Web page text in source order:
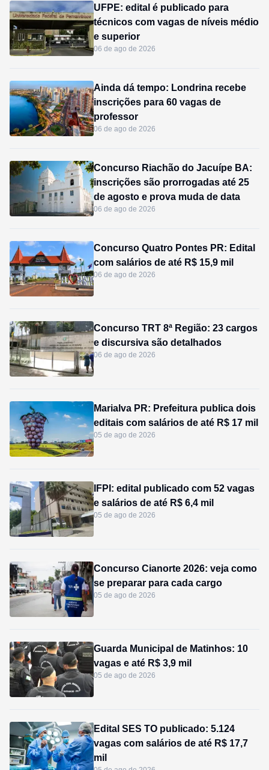
UFPE: edital é publicado para
técnicos com vagas de níveis médio
e superior
06 de ago de 2026
Ainda dá tempo: Londrina recebe
inscrições para 60 vagas de
professor
06 de ago de 2026
Concurso Riachão do Jacuípe BA:
inscrições são prorrogadas até 25
de agosto e prova muda de data
06 de ago de 2026
Concurso Quatro Pontes PR: Edital
com salários de até R$ 15,9 mil
06 de ago de 2026
Concurso TRT 8ª Região: 23 cargos
e discursiva são detalhados
06 de ago de 2026
Marialva PR: Prefeitura publica dois
editais com salários de até R$ 17 mil
05 de ago de 2026
IFPI: edital publicado com 52 vagas
e salários de até R$ 6,4 mil
05 de ago de 2026
Concurso Cianorte 2026: veja como
se preparar para cada cargo
05 de ago de 2026
Guarda Municipal de Matinhos: 10
vagas e até R$ 3,9 mil
05 de ago de 2026
Edital SES TO publicado: 5.124
vagas com salários de até R$ 17,7
mil